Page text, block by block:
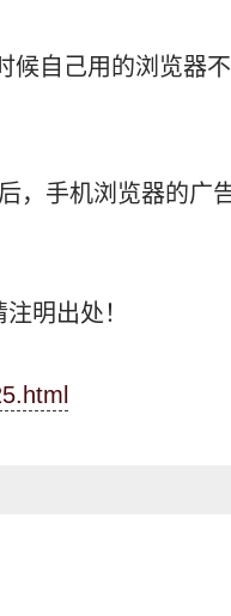
候自己用的浏览器
，手机浏览器的广
明出处！